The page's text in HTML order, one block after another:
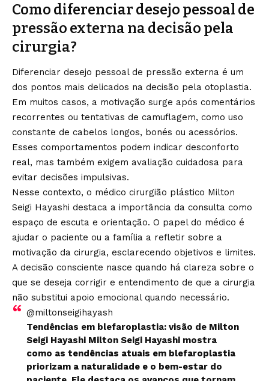
Como diferenciar desejo pessoal de
pressão externa na decisão pela
cirurgia?
Diferenciar desejo pessoal de pressão externa é um
dos pontos mais delicados na decisão pela otoplastia.
Em muitos casos, a motivação surge após comentários
recorrentes ou tentativas de camuflagem, como uso
constante de cabelos longos, bonés ou acessórios.
Esses comportamentos podem indicar desconforto
real, mas também exigem avaliação cuidadosa para
evitar decisões impulsivas.
Nesse contexto, o médico cirurgião plástico Milton
Seigi Hayashi destaca a importância da consulta como
espaço de escuta e orientação. O papel do médico é
ajudar o paciente ou a família a refletir sobre a
motivação da cirurgia, esclarecendo objetivos e limites.
A decisão consciente nasce quando há clareza sobre o
que se deseja corrigir e entendimento de que a cirurgia
não substitui apoio emocional quando necessário.
@miltonseigihayash
Tendências em blefaroplastia: visão de Milton
Seigi Hayashi Milton Seigi Hayashi mostra
como as tendências atuais em blefaroplastia
priorizam a naturalidade e o bem-estar do